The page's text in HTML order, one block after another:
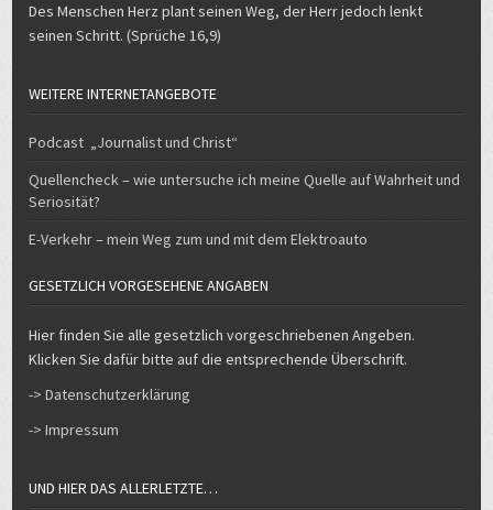
Des Menschen Herz plant seinen Weg, der Herr jedoch lenkt
seinen Schritt. (Sprüche 16,9)
WEITERE INTERNETANGEBOTE
Podcast „Journalist und Christ“
Quellencheck – wie untersuche ich meine Quelle auf Wahrheit und
Seriosität?
E-Verkehr – mein Weg zum und mit dem Elektroauto
GESETZLICH VORGESEHENE ANGABEN
Hier finden Sie alle gesetzlich vorgeschriebenen Angeben.
Klicken Sie dafür bitte auf die entsprechende Überschrift.
-> Datenschutzerklärung
-> Impressum
UND HIER DAS ALLERLETZTE…